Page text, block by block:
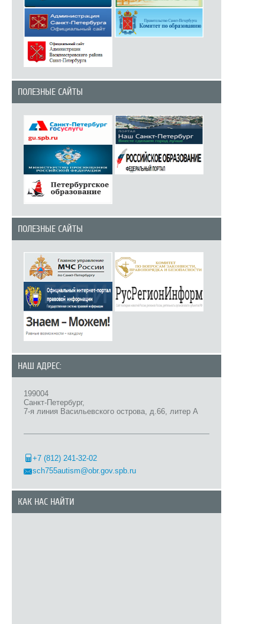
ПОЛЕЗНЫЕ САЙТЫ
ПОЛЕЗНЫЕ САЙТЫ
НАШ АДРЕС:
199004
Санкт-Петербург,
7-я линия Васильевского острова, д.66, литер А
+7 (812) 241-32-02
sch755autism@obr.gov.spb.ru
КАК НАС НАЙТИ